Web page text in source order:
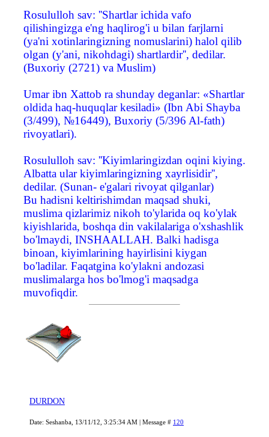
Rosululloh sav: ''Shartlar ichida vafo
qilishingizga e'ng haqlirog'i u bilan farjlarni
(ya'ni xotinlaringizning nomuslarini) halol qilib
olgan (y'ani, nikohdagi) shartlardir'', dedilar.
(Buxoriy (2721) va Muslim)
Umar ibn Xattob ra shunday deganlar: «Shartlar
oldida haq-huquqlar kesiladi» (Ibn Abi Shayba
(3/499), №16449), Buxoriy (5/396 Al-fath)
rivoyatlari).
Rosululloh sav: ''Kiyimlaringizdan oqini kiying.
Albatta ular kiyimlaringizning xayrlisidir'',
dedilar. (Sunan- e'galari rivoyat qilganlar)
Bu hadisni keltirishimdan maqsad shuki,
muslima qizlarimiz nikoh to'ylarida oq ko'ylak
kiyishlarida, boshqa din vakilalariga o'xshashlik
bo'lmaydi, INSHAALLAH. Balki hadisga
binoan, kiyimlarining hayirlisini kiygan
bo'ladilar. Faqatgina ko'ylakni andozasi
muslimalarga hos bo'lmog'i maqsadga
muvofiqdir.
DURDON
Date: Seshanba, 13/11/12, 3:25:34 AM | Message # 120